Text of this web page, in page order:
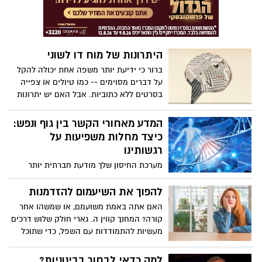
ארבע שאלות שכל זוג צריך לשאול את עצמו
לפני שקושר את הקשר - ומדגיש ממצאים
מפתיעים לגבי האופן שבו הנישואים מתחילים
היתרונות של מוח דו לשוני
ברור כי ידיעת יותר משפה אחת יכולה להקל
על דברים מסוימים -- כמו טיולים או צפייה
בסרטים ללא כתוביות. אבל האם יש יתרונות
המחנכת מיה נקמולי מפרטת את שלושת סוגי
המוחות הדו-לשוניים ומראה כיצד ידיעת יותר
משפה אחת שומרת על המוח שלך בריא,
קריין של פן-פן חן)
המדע מאחורי הקשר בין גוף ונפש:
כיצד מחלות משפיעות על
רגשותינו
מערכת החיסון שלך מודעת חברתית יותר
ממה שאתה חושב, אומר מדען המוח החברתי
ופרופסור לפסיכולוגיה קילי מוסקטל. היא
חוקרת את הקשר בין מצב הרוח שלך לבין
המערכת הדלקתית שלך, והיא מציעה סיבה
אבולוציונית מדוע חולי עלול לגרום לך להרגיש
להפוך את השיעמום להזדמנות
האם אתה באמת משועמם, או שמשהו אחר
קורה? המחנך קווין ה. גארי חולק שלוש דרכים
מעשיות להתמודדות עם השפל, כדי שתוכל
רגשות לסמוך ולמנות את הבעיה האמיתית.